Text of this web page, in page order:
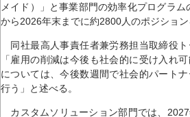
メイド）」と事業部門の効率化プログラ
から2026年末までに約2800人のポジション
同社最高人事責任者兼労務担当取締役ト
「雇用の削減は今後も社会的に受け入れ
については、今後数週間で社会的パート
行う」と述べる。
カスタムソリューション部門では、